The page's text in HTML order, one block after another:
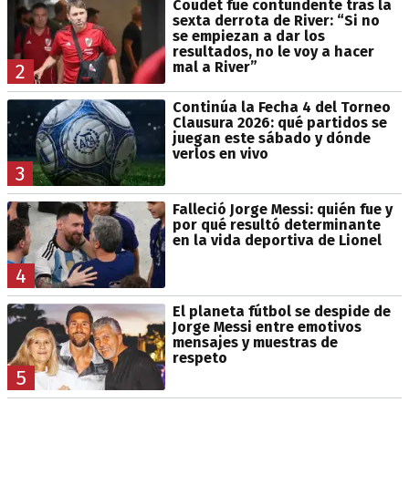
2
Coudet fue contundente tras la
sexta derrota de River: “Si no
se empiezan a dar los
resultados, no le voy a hacer
mal a River”
3
Continúa la Fecha 4 del Torneo
Clausura 2026: qué partidos se
juegan este sábado y dónde
verlos en vivo
4
Falleció Jorge Messi: quién fue y
por qué resultó determinante
en la vida deportiva de Lionel
5
El planeta fútbol se despide de
Jorge Messi entre emotivos
mensajes y muestras de
respeto